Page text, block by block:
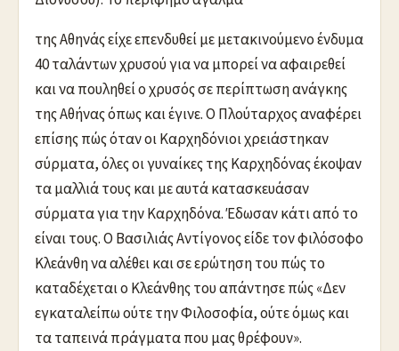
της Αθηνάς είχε επενδυθεί με μετακινούμενο ένδυμα
40 ταλάντων χρυσού για να μπορεί να αφαιρεθεί
και να πουληθεί ο χρυσός σε περίπτωση ανάγκης
της Αθήνας όπως και έγινε. Ο Πλούταρχος αναφέρει
επίσης πώς όταν οι Καρχηδόνιοι χρειάστηκαν
σύρματα, όλες οι γυναίκες της Καρχηδόνας έκοψαν
τα μαλλιά τους και με αυτά κατασκευάσαν
σύρματα για την Καρχηδόνα. Έδωσαν κάτι από το
είναι τους. Ο Βασιλιάς Αντίγονος είδε τον φιλόσοφο
Κλεάνθη να αλέθει και σε ερώτηση του πώς το
καταδέχεται ο Κλεάνθης του απάντησε πώς «Δεν
εγκαταλείπω ούτε την Φιλοσοφία, ούτε όμως και
τα ταπεινά πράγματα που μας θρέφουν».